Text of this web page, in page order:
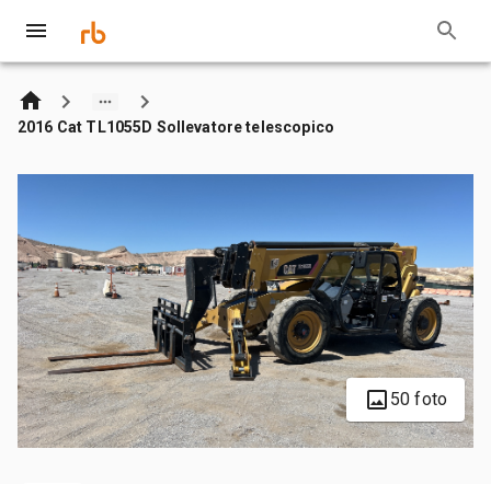
2016 Cat TL1055D Sollevatore telescopico
50 foto